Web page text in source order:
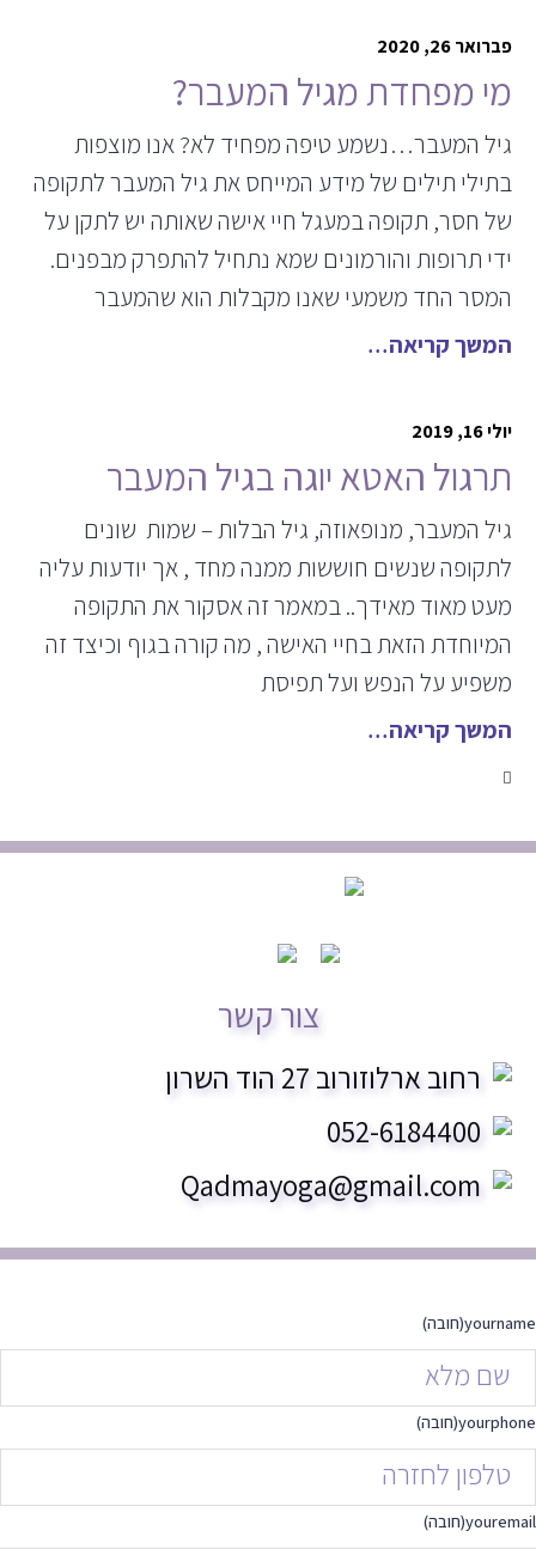
מי מפחדת מגיל המעבר?
פברואר 26, 2020
גיל המעבר…נשמע טיפה מפחיד לא? אנו מוצפות
בתילי תילים של מידע המייחס את גיל המעבר לתקופה
של חסר, תקופה במעגל חיי אישה שאותה יש לתקן על
ידי תרופות והורמונים שמא נתחיל להתפרק מבפנים.
המסר החד משמעי שאנו מקבלות הוא שהמעבר
המשך קריאה
תרגול האטא יוגה בגיל המעבר
יולי 16, 2019
גיל המעבר, מנופאוזה, גיל הבלות – שמות שונים
לתקופה שנשים חוששות ממנה מחד , אך יודעות עליה
מעט מאוד מאידך.. במאמר זה אסקור את התקופה
המיוחדת הזאת בחיי האישה , מה קורה בגוף וכיצד זה
משפיע על הנפש ועל תפיסת
המשך קריאה
צור קשר
רחוב ארלוזורוב 27 הוד השרון
052-6184400
Qadmayoga@gmail.com
yourname(חובה)
yourphone(חובה)
youremail(חובה)